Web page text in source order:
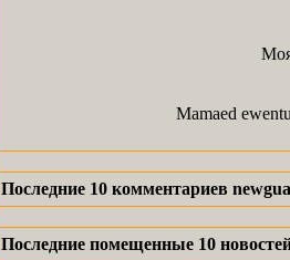
Mamaed
Последние 10 комментариев
Последние помещенные 10